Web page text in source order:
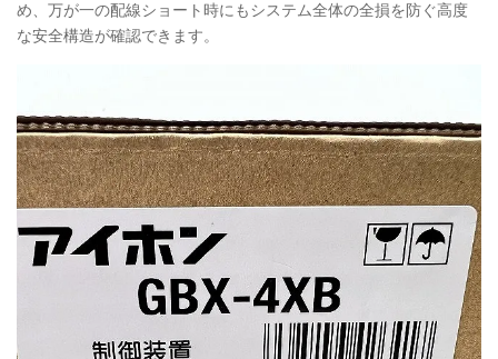
め、万が一の配線ショート時にもシステム全体の全損を防ぐ高度
な安全構造が確認できます。